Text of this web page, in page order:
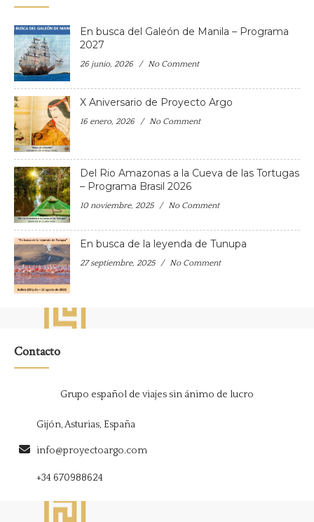
En busca del Galeón de Manila – Programa
2027
26 junio, 2026 No Comment
X Aniversario de Proyecto Argo
16 enero, 2026 No Comment
Del Rio Amazonas a la Cueva de las Tortugas
– Programa Brasil 2026
10 noviembre, 2025 No Comment
En busca de la leyenda de Tunupa
27 septiembre, 2025 No Comment
Contacto
Grupo español de viajes sin ánimo de lucro
Gijón, Asturias, España
info@proyectoargo.com
+34 670988624